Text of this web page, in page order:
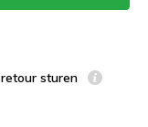
sturen